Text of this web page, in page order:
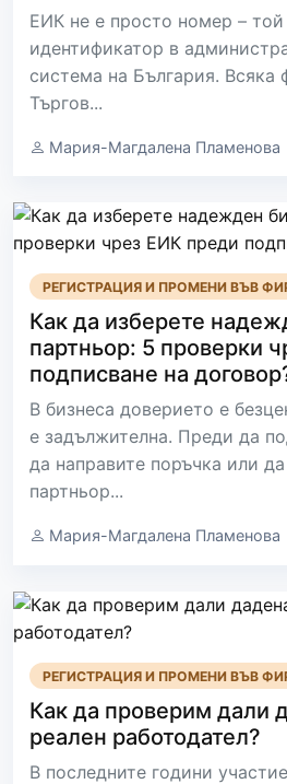
ЕИК не е просто номер –
идентификатор в
система на България. Всяка
Търгов...
Мария-Магдалена Пламенова
РЕГИСТРАЦИЯ И ПРОМЕНИ ВЪВ
Как да изберете
партньор: 5 проверки
подписване на
В бизнеса доверието е
е задължителна. Преди да
да направите поръчка или
партньор...
Мария-Магдалена Пламенова
РЕГИСТРАЦИЯ И ПРОМЕНИ ВЪВ
Как да проверим дали
реален работодател?
В последните години